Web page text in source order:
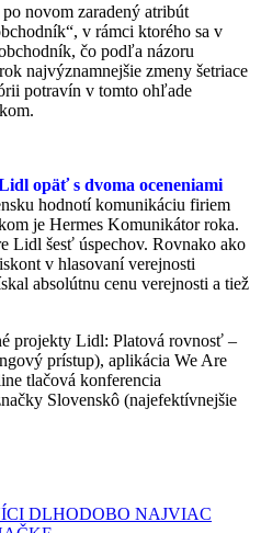
novom zaradený atribút
v rámci ktorého sa v
čo podľa názoru
najvýznamnejšie zmeny šetriace
potravín v tomto ohľade
opäť s dvoma oceneniami
hodnotí komunikáciu firiem
je Hermes Komunikátor roka.
Lidl šesť úspechov. Rovnako ako
v hlasovaní verejnosti
absolútnu cenu verejnosti a tiež
projekty Lidl: Platová rovnosť –
prístup), aplikácia We Are
tlačová konferencia
Slovenskô (najefektívnejšie
DLHODOBO NAJVIAC